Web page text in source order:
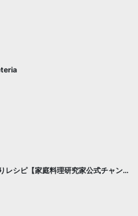
レシピ【家庭料理研究家公式チャン